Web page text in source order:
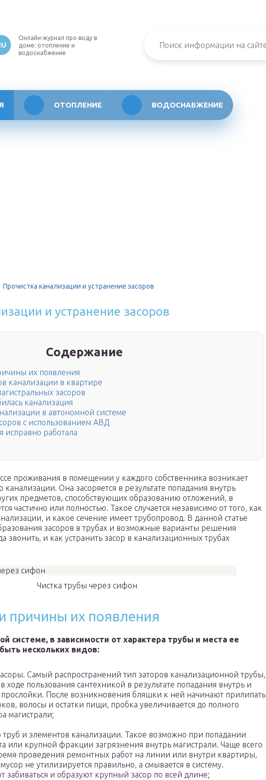
Онлайн-журнал про воду в
доме: отопление и
водоснабжение
ОТОПЛЕНИЕ ВОДОСНАБЖЕНИЕ
Прочистка канализации и устранение засоров
и устранение засоров
Содержание
их появления
канализации в квартире
засоров
канализация
в автономной системе
с использованием АВД
исправно работала
проживания в помещении у каждого собственника возникает
канализации. Она засоряется в результате попадания внутрь
предметов, способствующих образованию отложений, в
частично или полностью. Такое случается независимо от того, как
и какое сечение имеет трубопровод. В данной статье
засоров в трубах и возможные варианты решения
звонить, и как устранить засор в канализационных трубах
Чистка трубы через сифон
причины их появления
системе, в зависимости от характера трубы и места ее
нескольких видов:
Самый распространений тип заторов канализационной трубы,
ходе пользования сантехникой в результате попадания внутрь и
После возникновения бляшки к ней начинают прилипать
волосы и остатки пищи, пробка увеличивается до полного
магистрали;
труб и элементов канализации. Такое возможно при попадании
или крупной фракции загрязнения внутрь магистрали. Чаще всего
проведения ремонтных работ на линии или внутри квартиры,
не утилизируется правильно, а смывается в систему.
и образуют крупный засор по всей длине;